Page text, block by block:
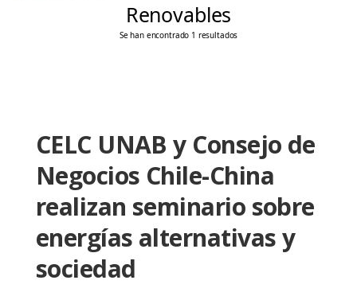
Renovables
Se han encontrado 1 resultados
CELC UNAB y Consejo de
Negocios Chile-China
realizan seminario sobre
energías alternativas y
sociedad